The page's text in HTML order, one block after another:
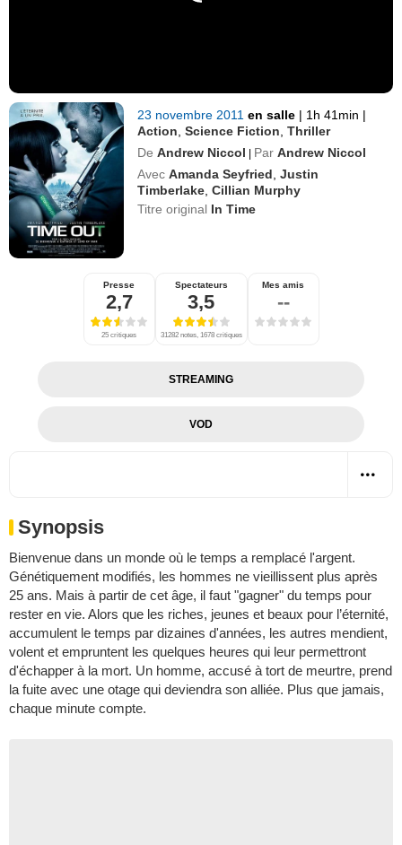
23 novembre 2011en salle | 1h 41min |
Action ,Science Fiction ,Thriller
De Andrew Niccol | Par Andrew Niccol
Avec Amanda Seyfried ,Justin
Timberlake ,Cillian Murphy
Titre original In Time
Presse
2,7
25 critiques
Spectateurs
3,5
31282 notes, 1678 critiques
Mes amis
--
STREAMING
VOD
Synopsis
Bienvenue dans un monde où le temps a remplacé l'argent.
Génétiquement modifiés, les hommes ne vieillissent plus après
25 ans. Mais à partir de cet âge, il faut "gagner" du temps pour
rester en vie. Alors que les riches, jeunes et beaux pour l’éternité,
accumulent le temps par dizaines d'années, les autres mendient,
volent et empruntent les quelques heures qui leur permettront
d'échapper à la mort. Un homme, accusé à tort de meurtre, prend
la fuite avec une otage qui deviendra son alliée. Plus que jamais,
chaque minute compte.